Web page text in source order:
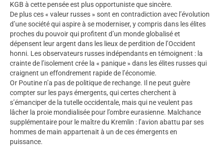
KGB à cette pensée est plus opportuniste que sincère.
De plus ces « valeur russes » sont en contradiction avec l’évolution
d’une société qui aspire à se moderniser, y compris dans les élites
proches du pouvoir qui profitent d’un monde globalisé et
dépensent leur argent dans les lieux de perdition de l’Occident
honni. Les observateurs russes indépendants en témoignent : la
crainte de l’isolement crée la « panique » dans les élites russes qui
craignent un effondrement rapide de l’économie.
Or Poutine n’a pas de politique de rechange. Il ne peut guère
compter sur les pays émergents, qui certes cherchent à
s’émanciper de la tutelle occidentale, mais qui ne veulent pas
lâcher la proie mondialisée pour l’ombre eurasienne. Malchance
supplémentaire pour le maître du Kremlin : l’avion abattu par ses
hommes de main appartenait à un de ces émergents en
puissance.